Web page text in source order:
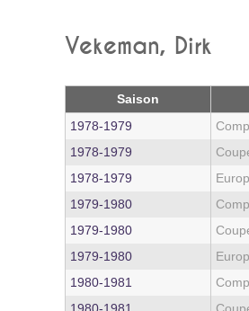
Vekeman, Dirk
Saison
1978‑1979
1978‑1979
1978‑1979
1979‑1980
1979‑1980
1979‑1980
1980‑1981